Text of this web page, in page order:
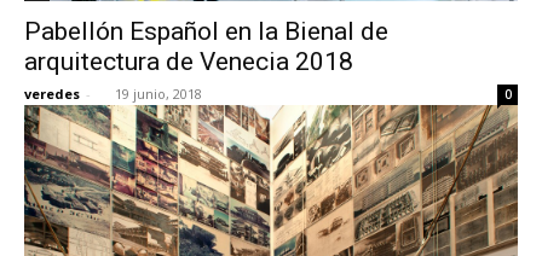
Pabellón Español en la Bienal de
arquitectura de Venecia 2018
veredes - 19 junio, 2018 0